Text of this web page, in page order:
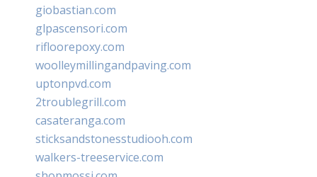
giobastian.com
glpascensori.com
rifloorepoxy.com
woolleymillingandpaving.com
uptonpvd.com
2troublegrill.com
casateranga.com
sticksandstonesstudiooh.com
walkers-treeservice.com